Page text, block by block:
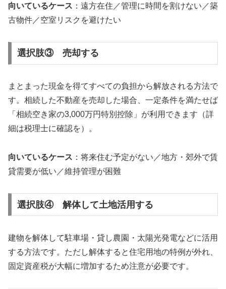
向いているケース ：遠方在住／管理に時間を割けない／築
古物件／空室リスクを避けたい
選択肢③ 売却する
まとまった現金を得てすべての負担から解放される方法で
す。相続した不動産を売却した場合、一定条件を満たせば
「相続空き家の3,000万円特別控除」が利用できます（詳
細は税理士に確認を）。
向いているケース ：将来住む予定がない／地方・郊外で賃
貸需要が低い／維持管理が困難
選択肢④ 解体して土地活用する
建物を解体して駐車場・貸し農園・太陽光発電などに活用
する方法です。ただし解体すると住宅用地の特例が外れ、
固定資産税が大幅に増加するため注意が必要です。